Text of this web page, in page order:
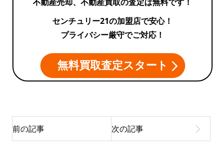
センチュリー21の加盟店で安心！
プライバシー厳守でご対応！
無料買取査定スタート